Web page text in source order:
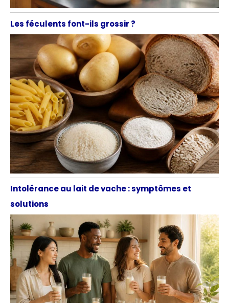
Les féculents font-ils grossir ?
Intolérance au lait de vache : symptômes et
solutions